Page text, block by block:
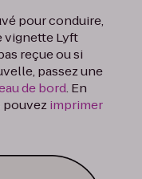
pour conduire,
vignette Lyft
reçue ou si
passez une
de bord. En
pouvez imprimer